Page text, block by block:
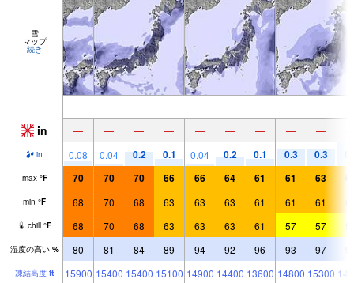
雪
マップ
続き
in — — — — — — — — —
in 0.08 0.04 0.2 0.1 0.04 0.2 0.1 0.3 0.3
max °F 70 70 70 66 66 64 61 61 63
min °F 68 70 68 63 63 63 61 61 61
chill °F 68 70 68 63 63 63 61 57 57
湿度の高い % 80 81 84 89 94 92 96 93 97
凍結高度 ft 15900 15400 15400 15100 14900 14400 13600 14800 15300